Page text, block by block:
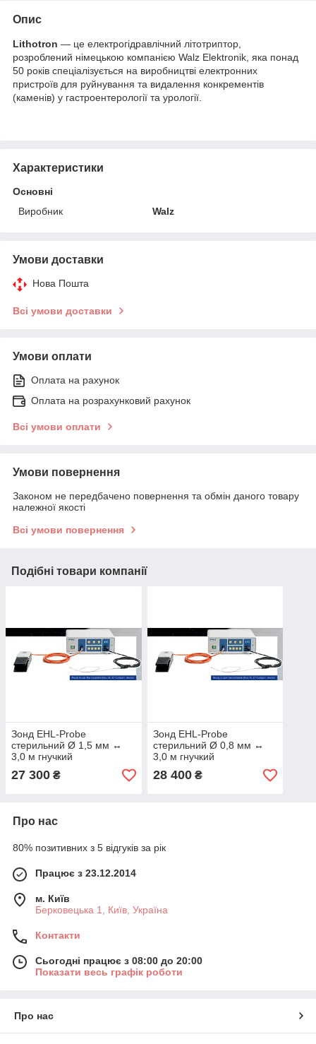
Опис
Lithotron — це електрогідравлічний літотриптор,
розроблений німецькою компанією Walz Elektronik, яка понад
50 років спеціалізується на виробництві електронних
пристроїв для руйнування та видалення конкрементів
(каменів) у гастроентерології та урології.
Характеристики
Основні
Виробник
Walz
Умови доставки
Нова Пошта
Всі умови доставки
Умови оплати
Оплата на рахунок
Оплата на розрахунковий рахунок
Всі умови оплати
Умови повернення
Законом не передбачено повернення та обмін даного товару
належної якості
Всі умови повернення
Подібні товари компанії
Зонд EHL-Probe
стерильний Ø 1,5 мм ↔
3,0 м гнучкий
27 300 ₴
Зонд EHL-Probe
стерильний Ø 0,8 мм ↔
3,0 м гнучкий
28 400₴
Про нас
80% позитивних з 5 відгуків за рік
Працює з 23.12.2014
м. Київ
Берковецька 1, Київ, Україна
Контакти
Сьогодні працює з 08:00 до 20:00
Показати весь графік роботи
Про нас